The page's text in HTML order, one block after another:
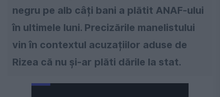
negru pe alb câți bani a plătit ANAF-ului
în ultimele luni. Precizările manelistului
vin în contextul acuzațiilor aduse de
Rizea că nu și-ar plăti dările la stat.